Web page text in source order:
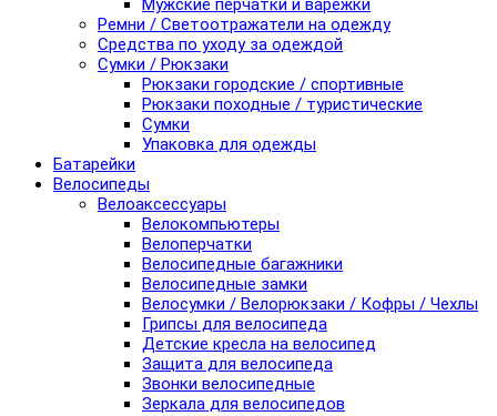
Мужские перчатки и варежки
Ремни / Светоотражатели на одежду
Средства по уходу за одеждой
Сумки / Рюкзаки
Рюкзаки городские / спортивные
Рюкзаки походные / туристические
Сумки
Упаковка для одежды
Батарейки
Велосипеды
Велоаксессуары
Велокомпьютеры
Велоперчатки
Велосипедные багажники
Велосипедные замки
Велосумки / Велорюкзаки / Кофры / Чехлы
Грипсы для велосипеда
Детские кресла на велосипед
Защита для велосипеда
Звонки велосипедные
Зеркала для велосипедов